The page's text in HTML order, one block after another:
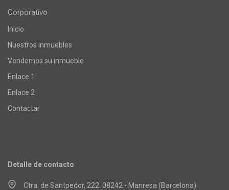
Corporativo
Inicio
Nuestros inmuebles
Vendemos su inmueble
Enlace 1
Enlace 2
Contactar
Detalle de contacto
Ctra. de Santpedor, 222. 08242 - Manresa (Barcelona)